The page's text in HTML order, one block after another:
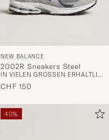
NEW BALANCE
2002R Sneakers Steel
IN VIELEN GRÖSSEN ERHÄLTLICH
CHF 150
40%